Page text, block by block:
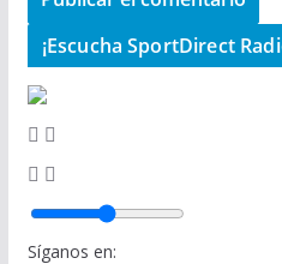
¡Escucha SportDirect
Síganos en: